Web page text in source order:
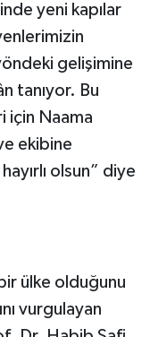
yeni kapılar
gelişimine
tanıyor. Bu
için Naama
ekibine
olsun” diye
ülke olduğunu
vurgulayan